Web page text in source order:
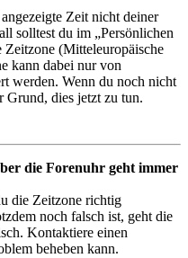
Zeit nicht deiner
solltest du im „Persönlichen
Zeitzone (Mitteleuropäische
kann dabei nur von
werden. Wenn du noch nicht
Grund, dies jetzt zu tun.
die Forenuhr geht immer
die Zeitzone richtig
noch falsch ist, geht die
Kontaktiere einen
beheben kann.